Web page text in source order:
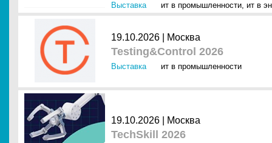
Выставка ит в промышленности, ит в
19.10.2026 | Москва
Testing&Control 2026
Выставка ит в промышленности
19.10.2026 | Москва
TechSkill 2026